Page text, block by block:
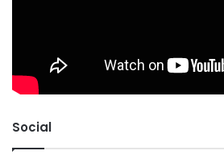
Social